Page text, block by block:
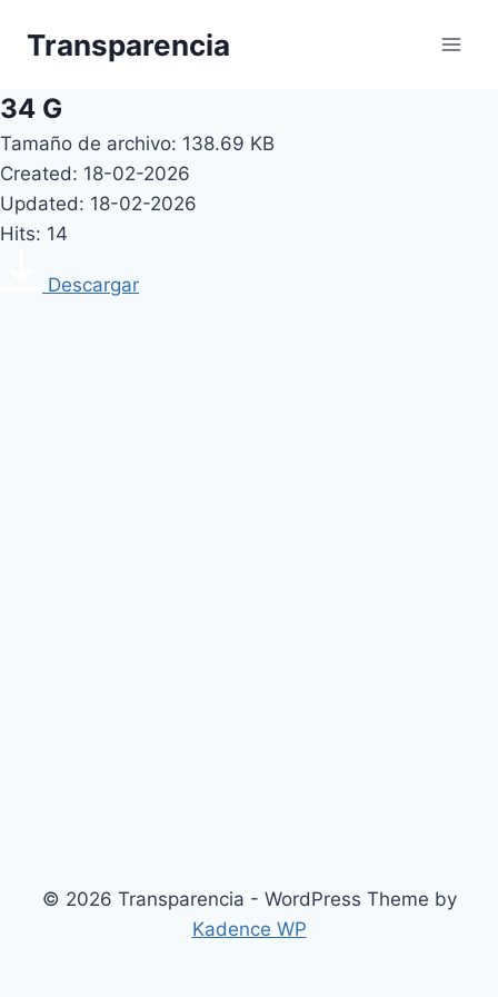
Transparencia
34 G
Tamaño de archivo: 138.69 KB
Created: 18-02-2026
Updated: 18-02-2026
Hits: 14
Descargar
© 2026 Transparencia - WordPress Theme by
Kadence WP